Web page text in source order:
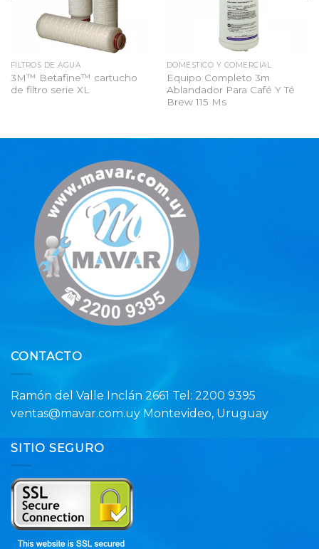
FILTROS DE AGUA
3M™ Betafine™ cartucho
de filtro serie XL
DOMÉSTICO Y COMERCIAL
Equipo Completo 3m
Ablandador Para Café Y Té
Brew 115 Ms
CONTACTO
Ramón del Valle Inclán 2661 Tel: 2200 9395
ventas@mavar.com.uy Montevideo, Uruguay
SITIO SEGURO